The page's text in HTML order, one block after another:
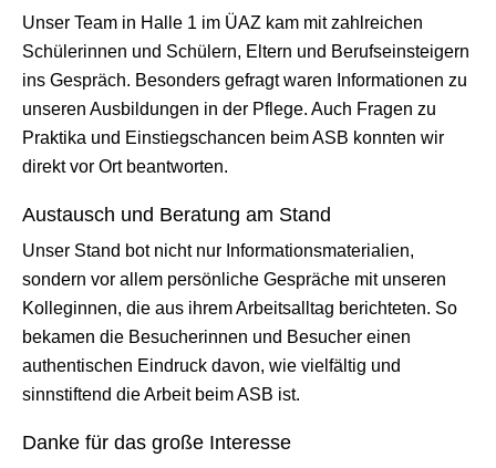
Unser Team in Halle 1 im ÜAZ kam mit zahlreichen
Schülerinnen und Schülern, Eltern und Berufseinsteigern
ins Gespräch. Besonders gefragt waren Informationen zu
unseren Ausbildungen in der Pflege. Auch Fragen zu
Praktika und Einstiegschancen beim ASB konnten wir
direkt vor Ort beantworten.
Austausch und Beratung am Stand
Unser Stand bot nicht nur Informationsmaterialien,
sondern vor allem persönliche Gespräche mit unseren
Kolleginnen, die aus ihrem Arbeitsalltag berichteten. So
bekamen die Besucherinnen und Besucher einen
authentischen Eindruck davon, wie vielfältig und
sinnstiftend die Arbeit beim ASB ist.
Danke für das große Interesse